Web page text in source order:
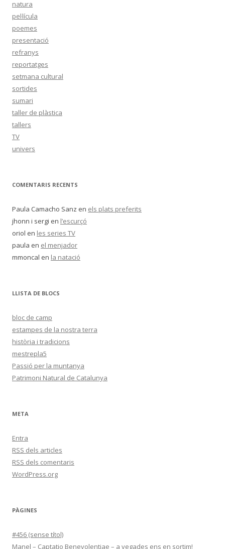
natura
pel·lícula
poemes
presentació
refranys
reportatges
setmana cultural
sortides
sumari
taller de plàstica
tallers
TV
univers
COMENTARIS RECENTS
Paula Camacho Sanz en els plats preferits
jhonn i sergi en l’escurçó
oriol en les series TV
paula en el menjador
mmoncal en la natació
LLISTA DE BLOCS
bloc de camp
estampes de la nostra terra
història i tradicions
mestrepla5
Passió per la muntanya
Patrimoni Natural de Catalunya
META
Entra
RSS dels articles
RSS dels comentaris
WordPress.org
PÀGINES
#456 (sense títol)
Manel – Captatio Benevolentiae – a vegades ens en sortim!